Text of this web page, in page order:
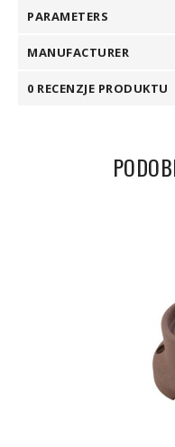
PARAMETERS
MANUFACTURER
0 RECENZJE PRODUKTU